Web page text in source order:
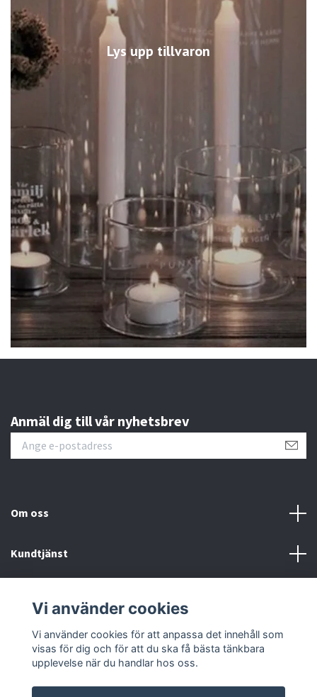
Lys upp tillvaron
Anmäl dig till vår nyhetsbrev
Om oss
Kundtjänst
Sociala medier
Vi använder cookies
Vi använder cookies för att anpassa det innehåll som
visas för dig och för att du ska få bästa tänkbara
upplevelse när du handlar hos oss.